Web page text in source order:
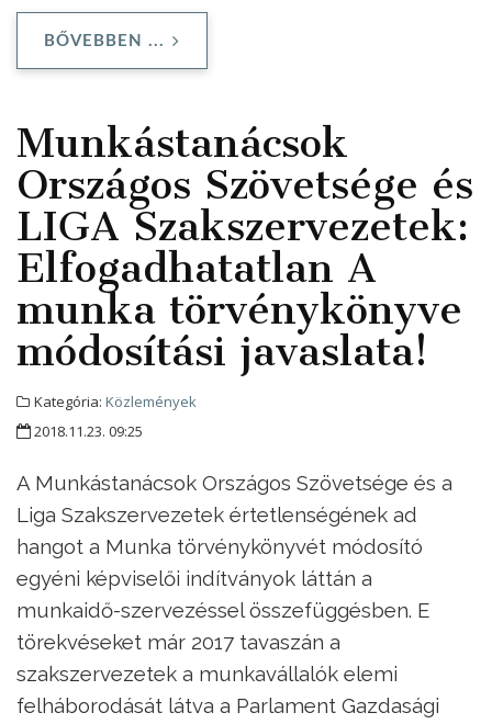
BŐVEBBEN ...
Munkástanácsok
Országos Szövetsége és
LIGA Szakszervezetek:
Elfogadhatatlan A
munka törvénykönyve
módosítási javaslata!
Kategória: Közlemények
2018.11.23. 09:25
A Munkástanácsok Országos Szövetsége és a
Liga Szakszervezetek értetlenségének ad
hangot a Munka törvénykönyvét módosító
egyéni képviselői indítványok láttán a
munkaidő-szervezéssel összefüggésben. E
törekvéseket már 2017 tavaszán a
szakszervezetek a munkavállalók elemi
felháborodását látva a Parlament Gazdasági